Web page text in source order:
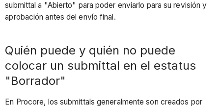
submittal a "Abierto" para poder enviarlo para su revisión y
aprobación antes del envío final.
Quién puede y quién no puede
colocar un submittal en el estatus
"Borrador"
En Procore, los submittals generalmente son creados por